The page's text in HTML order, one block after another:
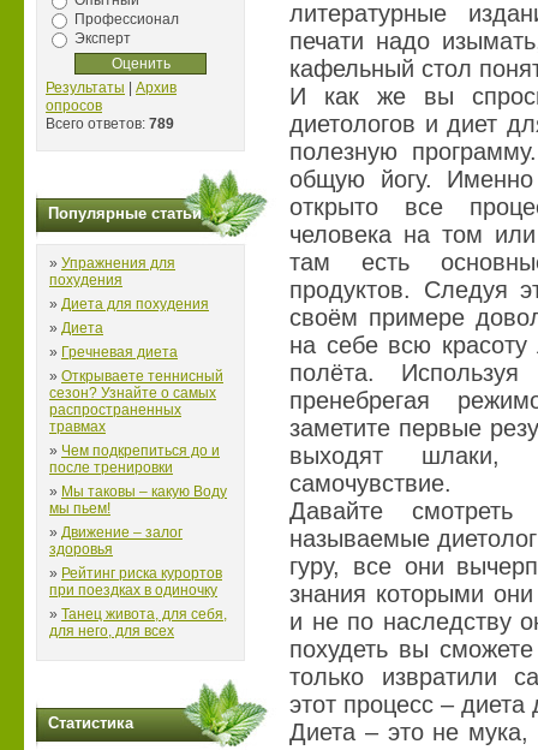
Профессионал
Эксперт
Результаты
Архив
опросов
Всего ответов: 789
Популярные статьи
» Упражнения для
похудения
» Диета для похудения
» Диета
» Гречневая диета
» Открываете теннисный
сезон? Узнайте о самых
распространенных
травмах
» Чем подкрепиться до и
после тренировки
» Мы таковы – какую Воду
мы пьем!
» Движение – залог
здоровья
» Рейтинг риска курортов
при поездках в одиночку
» Танец живота, для себя,
для него, для всех
Статистика
литературные
печати надо
кафельный стол
И как же вы
диетологов и диет
полезную
общую йогу.
открыто все
человека на том
там есть
продуктов. Следуя
своём примере
на себе всю красоту
полёта.
пренебрегая
заметите первые
выходят шлаки,
самочувствие.
Давайте
называемые
гуру, все они
знания которыми
и не по наследству
похудеть вы
только извратили
этот процесс –
Диета – это не